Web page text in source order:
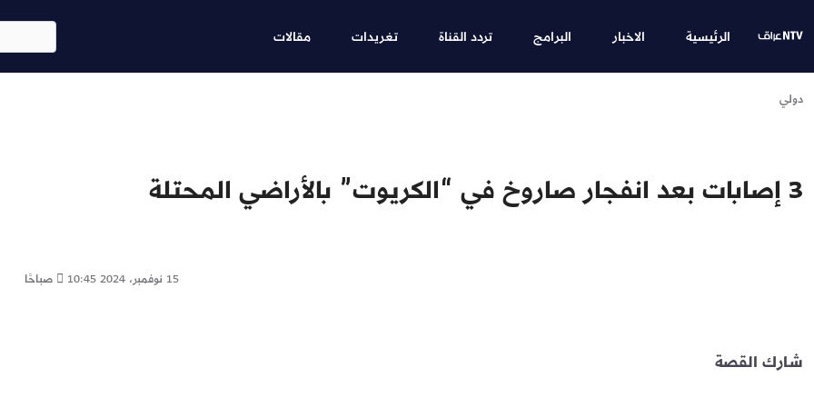
content
الرئيسية الاخبار البرامج تردد القناة تغريدات مقالات ابحث
دولي
3 إصابات بعد انفجار صاروخ في “الكريوت” بالأراضي المحتلة
15 نوفمبر، 2024 10:45 صباحًا
شارك القصة